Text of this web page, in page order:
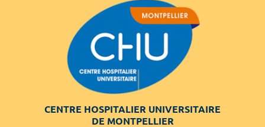
CENTRE HOSPITALIER UNIVERSITAIRE
DE MONTPELLIER